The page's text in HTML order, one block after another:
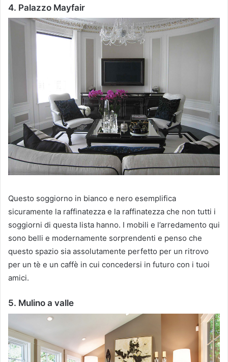
4. Palazzo Mayfair
Questo soggiorno in bianco e nero esemplifica
sicuramente la raffinatezza e la raffinatezza che non tutti i
soggiorni di questa lista hanno. I mobili e l’arredamento qui
sono belli e modernamente sorprendenti e penso che
questo spazio sia assolutamente perfetto per un ritrovo
per un tè e un caffè in cui concedersi in futuro con i tuoi
amici.
5. Mulino a valle